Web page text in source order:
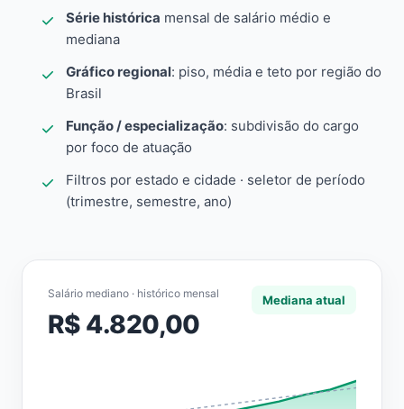
Série histórica mensal de salário médio e
mediana
Gráfico regional: piso, média e teto por região do
Brasil
Função / especialização: subdivisão do cargo
por foco de atuação
Filtros por estado e cidade · seletor de período
(trimestre, semestre, ano)
Salário mediano · histórico mensal
R$ 4.820,00
Mediana atual